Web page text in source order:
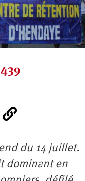
du 14 juillet.
dominant en